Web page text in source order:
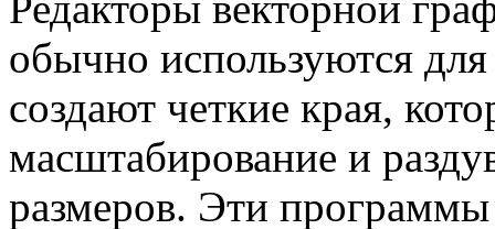
обычно используются
создают четкие края,
масштабирование и
размеров. Эти